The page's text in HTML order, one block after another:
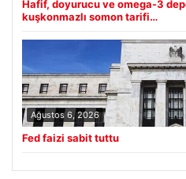
Hafif, doyurucu ve omega-3
kuşkonmazlı somon tarifi…
Ağustos 6, 2026
Fed faizi sabit tuttu